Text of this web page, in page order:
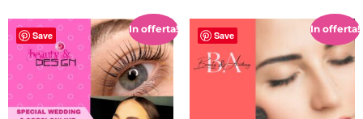
Save
In offerta!
Save
In offerta!